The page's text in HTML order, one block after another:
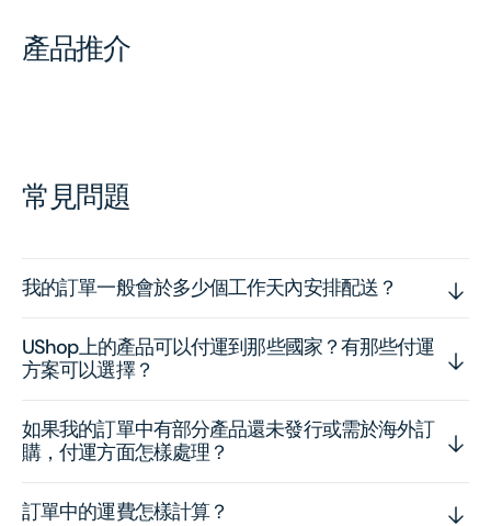
產品推介
常見問題
我的訂單一般會於多少個工作天內安排配送？
UShop上的產品可以付運到那些國家？有那些付運
方案可以選擇？
如果我的訂單中有部分產品還未發行或需於海外訂
購，付運方面怎樣處理？
訂單中的運費怎樣計算？